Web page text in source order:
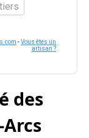
-Vous êtes un
artisan ?
des